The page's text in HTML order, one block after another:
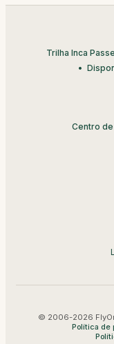
Trilha Inca
Centro
© 2006-2026
Política de